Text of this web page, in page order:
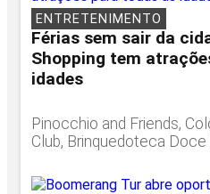
ENTRETENIMENTO
Férias sem sair da
Shopping tem
idades
Pinocchio and Friends,
Club, Brinquedoteca Doce